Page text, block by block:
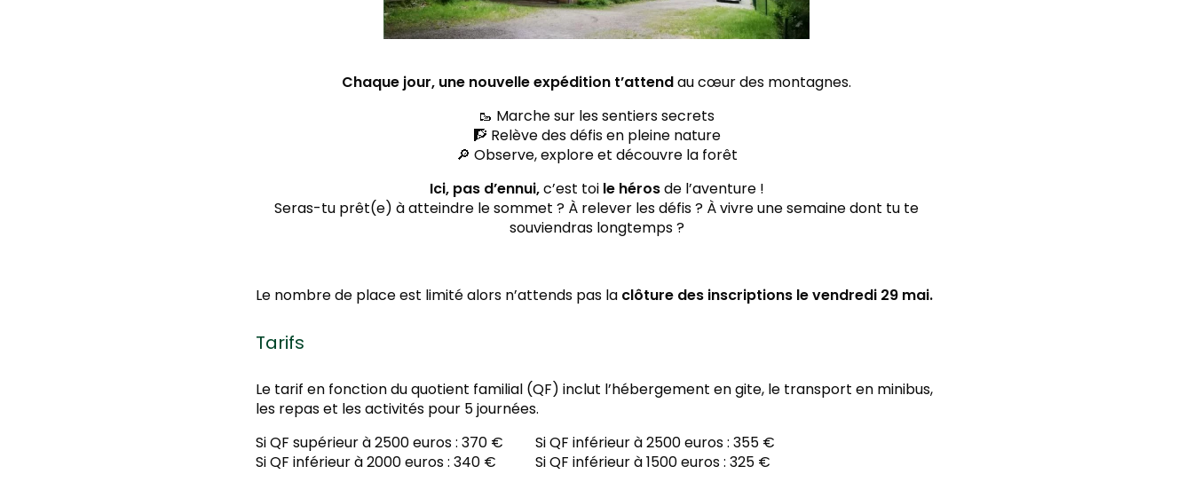
Chaque jour, une nouvelle expédition t’attendau cœur des montagnes.
🥾 Marche sur les sentiers secrets
🧗 Relève des défis en pleine nature
🔎 Observe, explore et découvre la forêt
Ici, pas d’ennui,c’est toi le hérosde l’aventure !
Seras-tu prêt(e) à atteindre le sommet ? À relever les défis ? À vivre une semaine dont tu te
souviendras longtemps ?
Le nombre de place est limité alors n’attends pas la clôture des inscriptions le vendredi 29 mai.
Tarifs
Le tarif en fonction du quotient familial (QF) inclut l’hébergement en gite, le transport en minibus,
les repas et les activités pour 5 journées.
Si QF supérieur à 2500 euros : 370 € Si QF inférieur à 2500 euros : 355 €
Si QF inférieur à 2000 euros : 340 € Si QF inférieur à 1500 euros : 325 €